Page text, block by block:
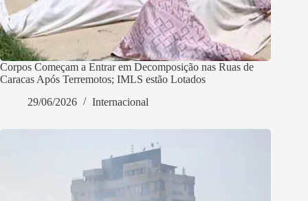
Corpos Começam a Entrar em Decomposição nas Ruas de
Caracas Após Terremotos; IMLS estão Lotados
29/06/2026
Internacional